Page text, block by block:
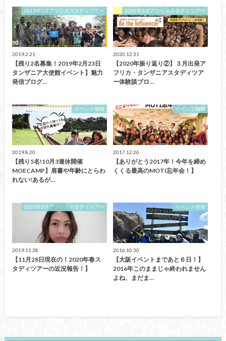
2019年3月アフリカスタディツアー
2019.2.21
【残り2名募集！2019年2月23日
タンザニア大使館イベント】魅力
発信ブログ…
2020年3月アフリカスタディツアー
2020.12.31
【2020年振り返り②】３月出発ア
フリカ・タンザニアスタディツア
ー体験談ブロ…
イベント情報
2019.8.20
【残り5名!10月3連休開催
MOECAMP】肩書や年齢にとらわ
れない!あるが…
イベント情報
2017.12.26
【ありがとう2017年！今年を締め
くくる最高のMOTI忘年会！】
2020年3月アフリカスタディツアー
2019.11.28
【11月28日現在の！2020年春ス
タディツアーの近況報告！】
イベント情報
2016.10.30
【大阪イベントまであと６日！】
2016年このままじゃ終われません
よね、まだま…